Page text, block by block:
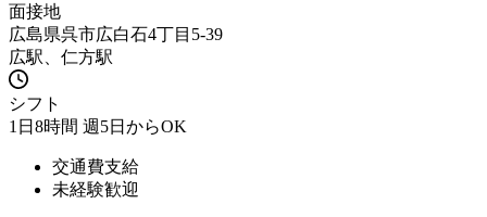
面接地
広島県呉市広白石4丁目5-39
広駅、仁方駅
シフト
1日8時間 週5日からOK
交通費支給
未経験歓迎